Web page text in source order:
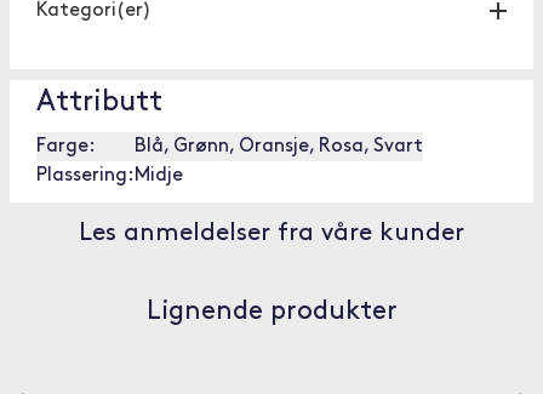
Kategori(er)
Attributt
Farge:
Blå, Grønn, Oransje, Rosa, Svart
Plassering: Midje
Les anmeldelser fra våre kunder
Lignende produkter